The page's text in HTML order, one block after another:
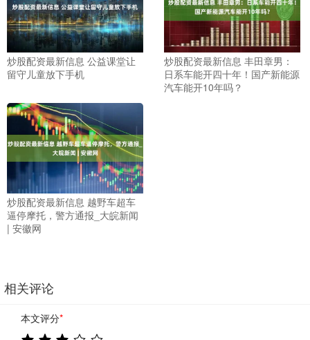
炒股配资最新信息 公益课堂让
留守儿童放下手机
炒股配资最新信息 丰田章男：
日系车能开四十年！国产新能源
汽车能开10年吗？
炒股配资最新信息 越野车超车
逼停摩托，警方通报_大皖新闻
| 安徽网
相关评论
本文评分*